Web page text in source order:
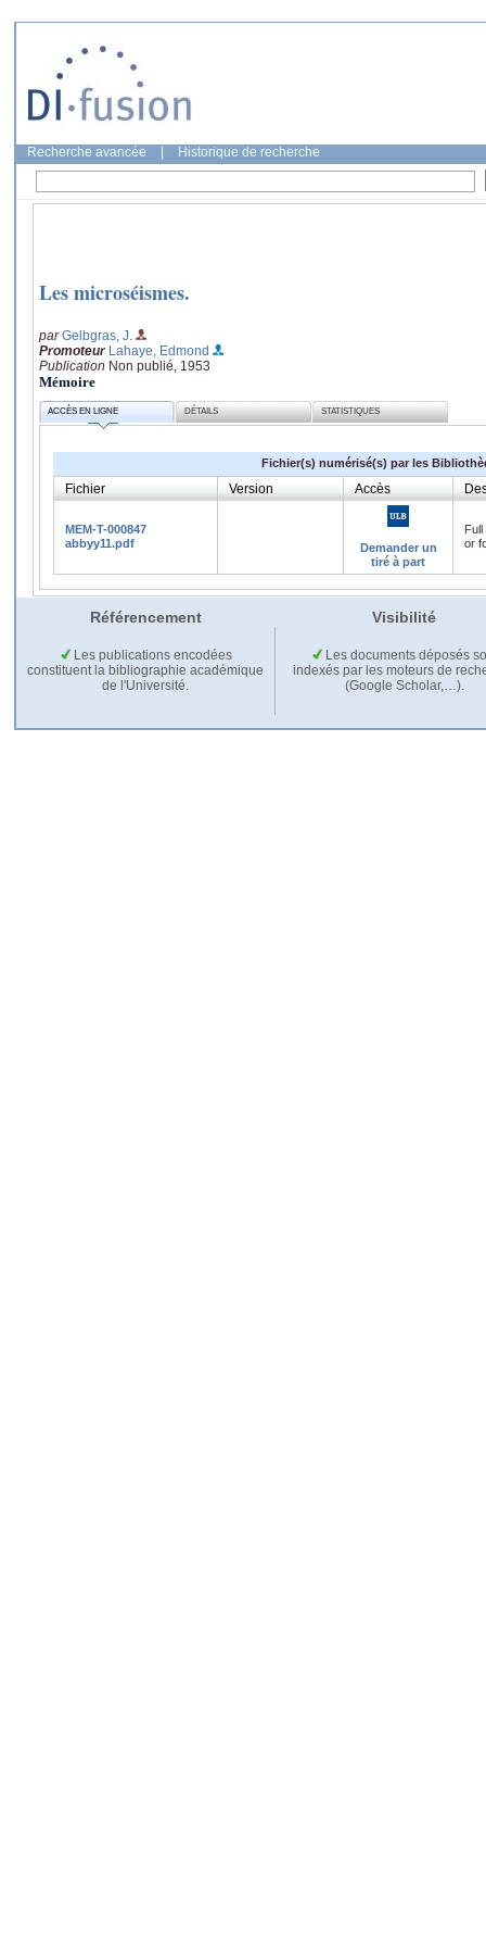
Recherche avancée Historique de recherche
Les microséismes.
parGelbgras, J.
Promoteur Lahaye, Edmond
Publication Non publié, 1953
Mémoire
ACCÈS EN LIGNE DÉTAILS STATISTIQUES
Fichier(s) numérisé(s) par les
Fichier Version Accès
MEM-T-000847
abbyy11.pdf
Demander un
tiré à part
or
Référencement Visibilité
Les publications encodées
constituent la bibliographie académique
de l'Université.
Les documents déposés
indexés par les moteurs de
(Google Scholar,…).